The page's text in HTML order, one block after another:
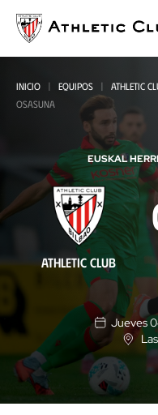
contenido
principal
INICIO EQUIPOS ATHLETIC
OSASUNA
EUSKAL
Athletic
Osasuna
ATHLETIC CLUB
Jueves